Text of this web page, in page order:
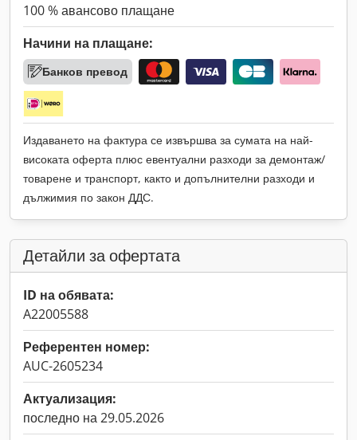
100 % авансово плащане
Начини на плащане:
Банков превод
Издаването на фактура се извършва за сумата на най-
високата оферта плюс евентуални разходи за демонтаж/
товарене и транспорт, както и допълнителни разходи и
дължимия по закон ДДС.
Детайли за офертата
ID на обявата:
A22005588
Референтен номер:
AUC-2605234
Актуализация:
последно на 29.05.2026